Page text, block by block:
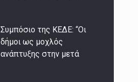
Συμπόσιο της ΚΕΔΕ: “Οι
δήμοι ως μοχλός
ανάπτυξης στην μετά